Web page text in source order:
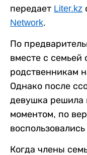
передает Liter.kz
Network.
По
вместе с семьей
родственникам
Однако после
девушка решила
моментом, по
Когда члены